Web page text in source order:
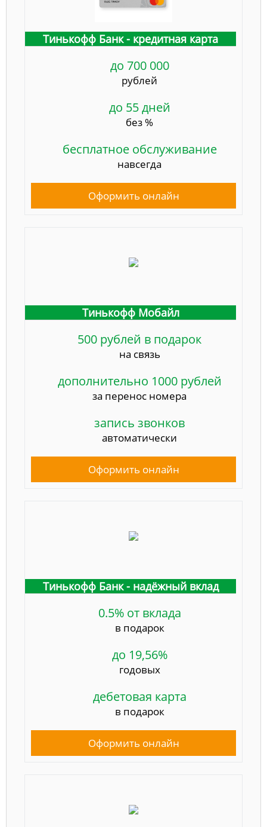
Тинькофф Банк - кредитная карта
до 700 000
рублей
до 55 дней
без %
бесплатное обслуживание
навсегда
Оформить онлайн
Тинькофф Мобайл
500 рублей в подарок
на связь
дополнительно 1000 рублей
за перенос номера
запись звонков
автоматически
Оформить онлайн
Тинькофф Банк - надёжный вклад
0.5% от вклада
в подарок
до 19,56%
годовых
дебетовая карта
в подарок
Оформить онлайн